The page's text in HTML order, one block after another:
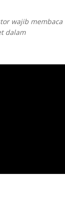
wajib membaca
dalam